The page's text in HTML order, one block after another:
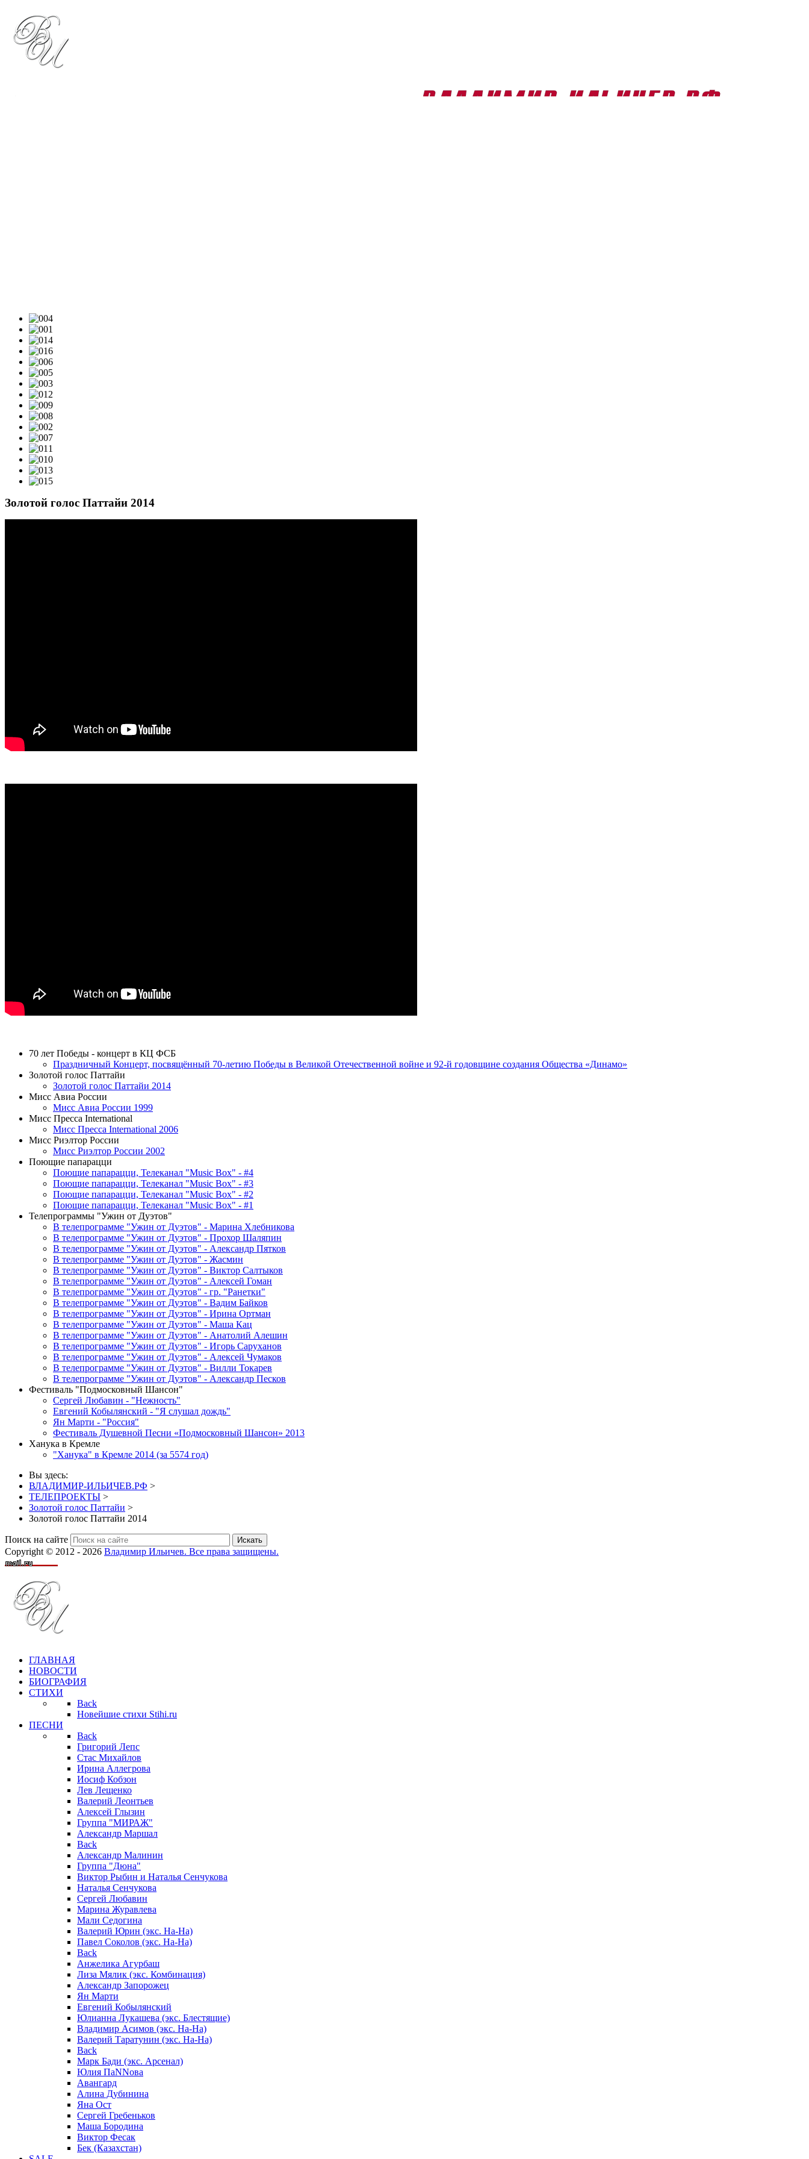
Золотой голос Паттайи 2014
70 лет Победы - концерт в КЦ ФСБ
Праздничный Концерт, посвящённый 70-летию Победы в Великой Отечественной войне и 92-й годовщине создания Общества «Динамо»
Золотой голос Паттайи
Золотой голос Паттайи 2014
Мисс Авиа России
Мисс Авиа России 1999
Мисс Пресса International
Мисс Пресса International 2006
Мисс Риэлтор России
Мисс Риэлтор России 2002
Поющие папарацци
Поющие папарацци, Телеканал "Music Box" - #4
Поющие папарацци, Телеканал "Music Box" - #3
Поющие папарацци, Телеканал "Music Box" - #2
Поющие папарацци, Телеканал "Music Box" - #1
Телепрограммы "Ужин от Дуэтов"
В телепрограмме "Ужин от Дуэтов" - Марина Хлебникова
В телепрограмме "Ужин от Дуэтов" - Прохор Шаляпин
В телепрограмме "Ужин от Дуэтов" - Александр Пятков
В телепрограмме "Ужин от Дуэтов" - Жасмин
В телепрограмме "Ужин от Дуэтов" - Виктор Салтыков
В телепрограмме "Ужин от Дуэтов" - Алексей Гоман
В телепрограмме "Ужин от Дуэтов" - гр. "Ранетки"
В телепрограмме "Ужин от Дуэтов" - Вадим Байков
В телепрограмме "Ужин от Дуэтов" - Ирина Ортман
В телепрограмме "Ужин от Дуэтов" - Маша Кац
В телепрограмме "Ужин от Дуэтов" - Анатолий Алешин
В телепрограмме "Ужин от Дуэтов" - Игорь Саруханов
В телепрограмме "Ужин от Дуэтов" - Алексей Чумаков
В телепрограмме "Ужин от Дуэтов" - Вилли Токарев
В телепрограмме "Ужин от Дуэтов" - Александр Песков
Фестиваль "Подмосковный Шансон"
Сергей Любавин - "Нежность"
Евгений Кобылянский - "Я слушал дождь"
Ян Марти - "Россия"
Фестиваль Душевной Песни «Подмосковный Шансон» 2013
Ханука в Кремле
"Ханука" в Кремле 2014 (за 5574 год)
Вы здесь:
ВЛАДИМИР-ИЛЬИЧЕВ.РФ >
ТЕЛЕПРОЕКТЫ >
Золотой голос Паттайи >
Золотой голос Паттайи 2014
Поиск на сайте Искать
Copyright © 2012 - 2026 Владимир Ильичев. Все права защищены.
ГЛАВНАЯ
НОВОСТИ
БИОГРАФИЯ
СТИХИ
Back
Новейшие стихи Stihi.ru
ПЕСНИ
Back
Григорий Лепс
Стас Михайлов
Ирина Аллегрова
Иосиф Кобзон
Лев Лещенко
Валерий Леонтьев
Алексей Глызин
Группа "МИРАЖ"
Александр Маршал
Back
Александр Малинин
Группа "Дюна"
Виктор Рыбин и Наталья Сенчукова
Наталья Сенчукова
Сергей Любавин
Марина Журавлева
Мали Седогина
Валерий Юрин (экс. На-На)
Павел Соколов (экс. На-На)
Back
Анжелика Агурбаш
Лиза Мялик (экс. Комбинация)
Александр Запорожец
Ян Марти
Евгений Кобылянский
Юлианна Лукашева (экс. Блестящие)
Владимир Асимов (экс. На-На)
Валерий Таратунин (экс. На-На)
Back
Марк Бади (экс. Арсенал)
Юлия ПаNNова
Авангард
Алина Дубинина
Яна Ост
Сергей Гребеньков
Маша Бородина
Виктор Фесак
Бек (Казахстан)